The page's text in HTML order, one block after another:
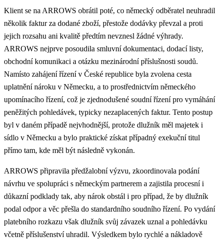
Klient se na ARROWS obrátil poté, co německý odběratel neuhradil
několik faktur za dodané zboží, přestože dodávky převzal a proti
jejich rozsahu ani kvalitě předtím nevznesl žádné výhrady.
ARROWS nejprve posoudila smluvní dokumentaci, dodací listy,
obchodní komunikaci a otázku mezinárodní příslušnosti soudů.
Namísto zahájení řízení v České republice byla zvolena cesta
uplatnění nároku v Německu, a to prostřednictvím německého
upomínacího řízení, což je zjednodušené soudní řízení pro vymáhání
peněžitých pohledávek, typicky nezaplacených faktur. Tento postup
byl v daném případě nejvhodnější, protože dlužník měl majetek i
sídlo v Německu a bylo praktické získat případný exekuční titul
přímo tam, kde měl být následně vykonán.
ARROWS připravila předžalobní výzvu, zkoordinovala podání
návrhu ve spolupráci s německým partnerem a zajistila procesní i
důkazní podklady tak, aby nárok obstál i pro případ, že by dlužník
podal odpor a věc přešla do standardního soudního řízení. Po vydání
platebního rozkazu však dlužník svůj závazek uznal a pohledávku
včetně příslušenství uhradil. Výsledkem bylo rychlé a nákladově